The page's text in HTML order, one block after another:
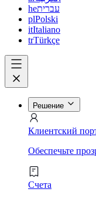
heעברית
plPolski
itItaliano
trTürkçe
Решение
Клиентский
Обеспечьте
Счета